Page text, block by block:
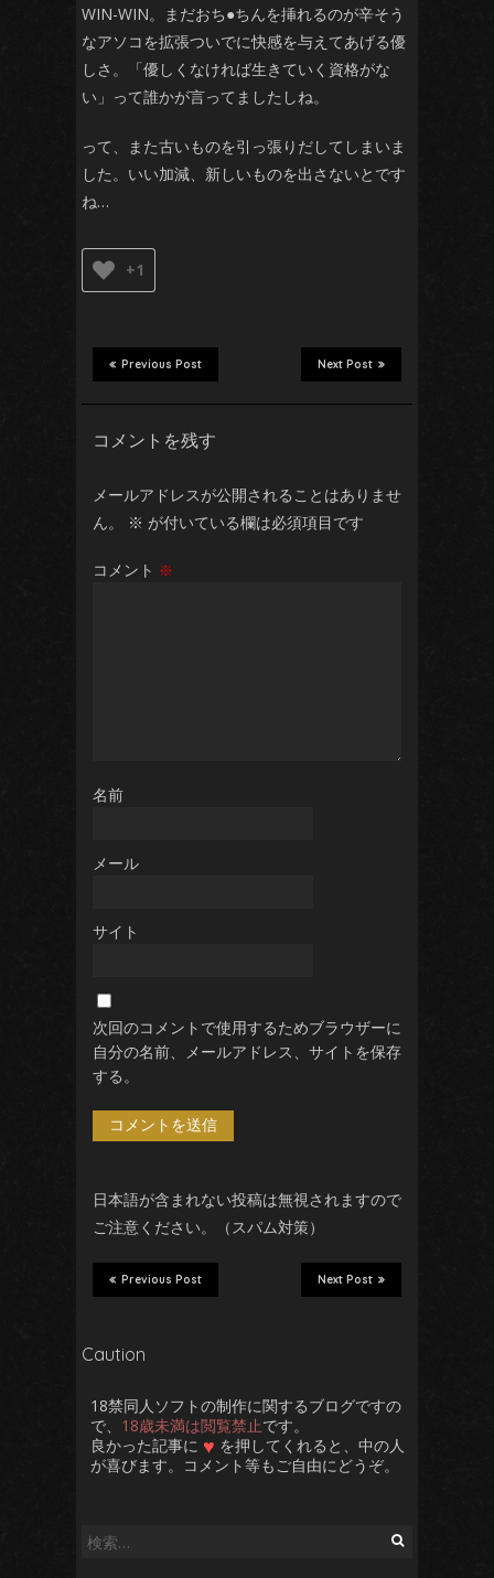
WIN-WIN。まだおち●ちんを挿れるのが辛そう
なアソコを拡張ついでに快感を与えてあげる優
しさ。「優しくなければ生きていく資格がな
い」って誰かが言ってましたしね。
って、また古いものを引っ張りだしてしまいま
した。いい加減、新しいものを出さないとです
ね…
+1
Next Post
Previous Post
コメントを残す
メールアドレスが公開されることはありませ
ん。
※ が付いている欄は必須項目です
コメント ※
名前
メール
サイト
次回のコメントで使用するためブラウザーに
自分の名前、メールアドレス、サイトを保存
する。
日本語が含まれない投稿は無視されますので
ご注意ください。（スパム対策）
Next Post
Previous Post
Caution
18禁同人ソフトの制作に関するブログですの
で、 18歳未満は閲覧禁止です。
良かった記事に ♥ を押してくれると、中の人
が喜びます。コメント等もご自由にどうぞ。
検